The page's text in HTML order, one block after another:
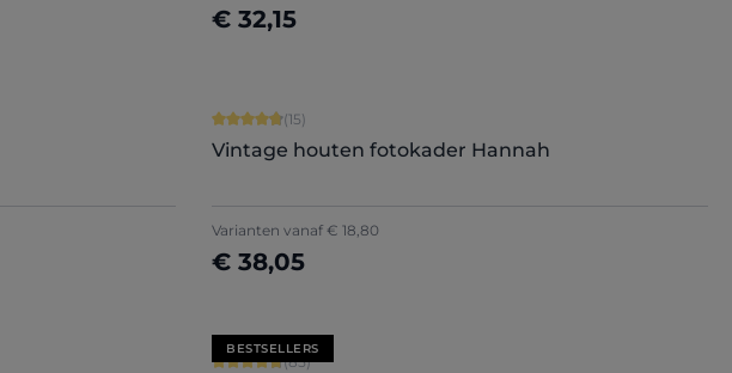
€ 32,15
Nu configureren
Gemiddelde score van 4.87 op 5 sterren
(15)
Vintage houten fotokader Hannah
Varianten vanaf € 18,80
€ 38,05
Nu configureren
BESTSELLERS
Gemiddelde score van 4.71 op 5 sterren
(85)